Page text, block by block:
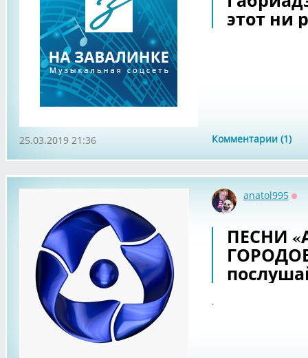
этот ни
Комментарии (1)
25.03.2019 21:36
anatol995
ПЕСНИ
.